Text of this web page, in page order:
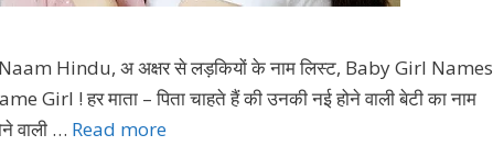
Hindu, अ अक्षर से लड़कियों के नाम लिस्ट, Baby Girl Names
Girl ! हर माता – पिता चाहते हैं की उनकी नई होने वाली बेटी का नाम
वाली … Read more